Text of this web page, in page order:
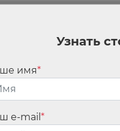
Обязательные
Узнать
имя*
e-mail *